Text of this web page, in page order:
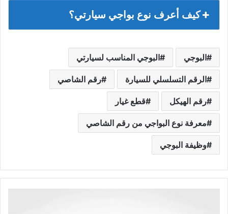
كيف أعرف نوع بواجي سيارتي؟
البوجي البوجي المناسب لسيارتي
الرقم التسلسلي للسيارة رقم الشاصي
رقم الهيكل قطع غيار
معرفة نوع البواجي من رقم الشاصي
وظيفة البوجي